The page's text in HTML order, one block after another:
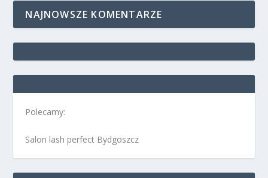
NAJNOWSZE KOMENTARZE
Polecamy:
Salon lash perfect Bydgoszcz